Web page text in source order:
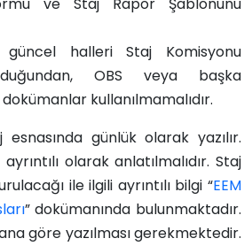
güncel halleri Staj Komisyonu
OBS veya başka
kullanılmamalıdır.
günlük olarak yazılır.
olarak anlatılmalıdır. Staj
ile ilgili ayrıntılı bilgi “EEM
” dokümanında bulunmaktadır.
göre yazılması gerekmektedir.